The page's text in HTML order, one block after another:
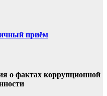
приём
о фактах коррупционной